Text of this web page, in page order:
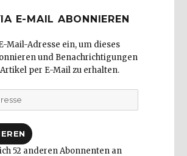
E-MAIL ABONNIEREN
Mail-Adresse ein, um dieses
und Benachrichtigungen
per E-Mail zu erhalten.
52 anderen Abonnenten an